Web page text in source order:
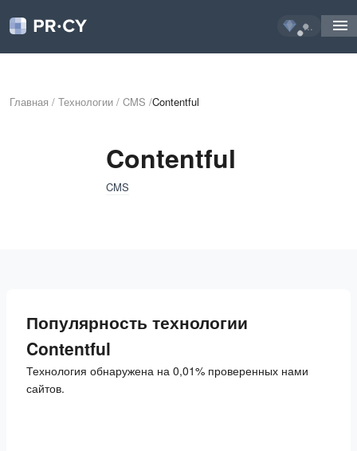
...
Главная / Технологии / CMS /Contentful
Contentful
CMS
Популярность технологии
Contentful
Технология обнаружена на 0,01% проверенных нами
сайтов.